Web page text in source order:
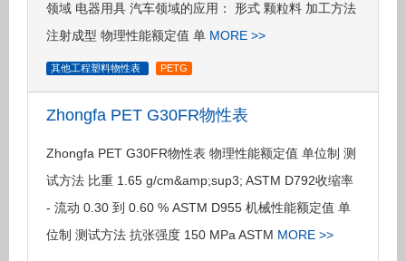
领域 电器用具 汽车领域的应用： 形式 颗粒料 加工方法
注射成型 物理性能额定值 单 MORE >>
其他工程塑料物性表 PETG
Zhongfa PET G30FR物性表
Zhongfa PET G30FR物性表 物理性能额定值 单位制 测
试方法 比重 1.65 g/cm&amp;sup3; ASTM D792收缩率
- 流动 0.30 到 0.60 % ASTM D955 机械性能额定值 单
位制 测试方法 抗张强度 150 MPa ASTM MORE >>